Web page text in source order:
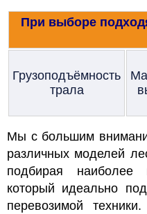
При выборе
Грузоподъёмность
трала
Мы с большим
различных моделей
подбирая наиболее
который идеально
перевозимой